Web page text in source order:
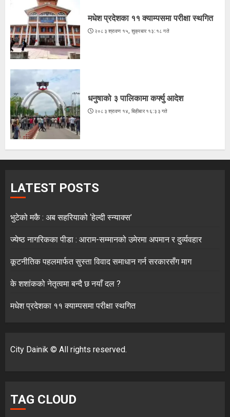
मधेश प्रदेशका ११ क्याम्पसमा परीक्षा स्थगित
२०८३ श्रावण १५, शुक्रबार १३:१८ गते
धनुषाको ३ पालिकामा कर्फ्यु आदेश
२०८३ श्रावण १४, बिहीबार १६:३३ गते
LATEST POSTS
भुटेको मकै : अब सहरियाको ‘हेल्दी स्न्याक्स’
ज्येष्ठ नागरिकका पीडा : आराम-सम्मानको उमेरमा अपमान र दुर्व्यवहार
कूटनीतिक पहलमार्फत सुस्ता विवाद समाधान गर्न सरकारसँग माग
के शशांकको नेतृत्वमा बन्दै छ नयाँ दल ?
मधेश प्रदेशका ११ क्याम्पसमा परीक्षा स्थगित
City Dainik © All rights reserved.
TAG CLOUD